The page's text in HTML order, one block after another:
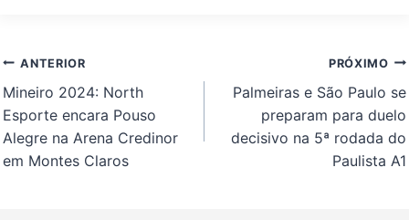
Navegação
de
Post
ANTERIOR
Mineiro 2024: North
Esporte encara Pouso
Alegre na Arena Credinor
em Montes Claros
PRÓXIMO
Palmeiras e São Paulo se
preparam para duelo
decisivo na 5ª rodada do
Paulista A1